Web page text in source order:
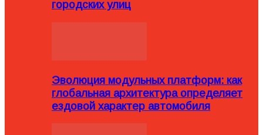
городских улиц
Эволюция модульных платформ: как
глобальная архитектура определяет
ездовой характер автомобиля